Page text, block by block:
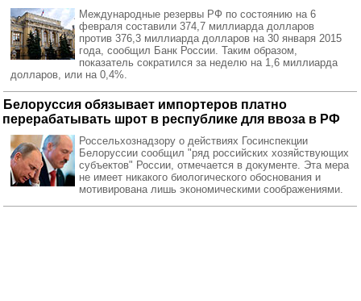
Международные резервы РФ по состоянию на 6
февраля составили 374,7 миллиарда долларов
против 376,3 миллиарда долларов на 30 января 2015
года, сообщил Банк России. Таким образом,
показатель сократился за неделю на 1,6 миллиарда
долларов, или на 0,4%.
Белоруссия обязывает импортеров платно
перерабатывать шрот в республике для ввоза в РФ
Россельхознадзору о действиях Госинспекции
Белоруссии сообщил "ряд российских хозяйствующих
субъектов" России, отмечается в документе. Эта мера
не имеет никакого биологического обоснования и
мотивирована лишь экономическими соображениями.